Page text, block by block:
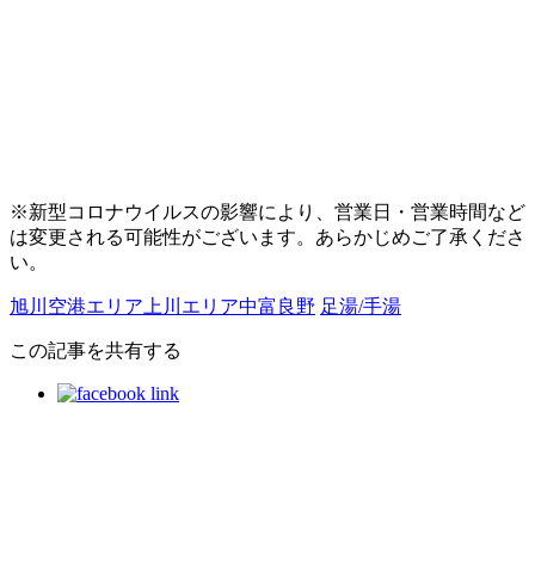
※新型コロナウイルスの影響により、営業日・営業時間など
は変更される可能性がございます。あらかじめご了承くださ
い。
旭川空港エリア 上川エリア中富良野 足湯/手湯
この記事を共有する